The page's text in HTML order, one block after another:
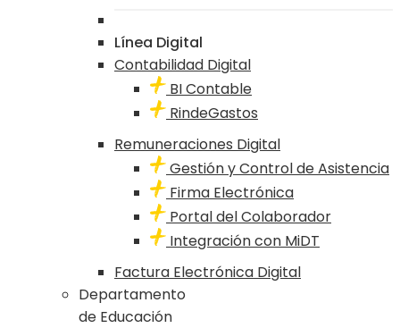
Línea Digital
Contabilidad Digital
BI Contable
RindeGastos
Remuneraciones Digital
Gestión y Control de Asistencia
Firma Electrónica
Portal del Colaborador
Integración con MiDT
Factura Electrónica Digital
Departamento
de Educación